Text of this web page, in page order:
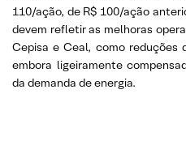
110/ação, de R$ 100/ação
devem refletir as melhoras
Cepisa e Ceal, como reduções
embora ligeiramente
da demanda de energia.